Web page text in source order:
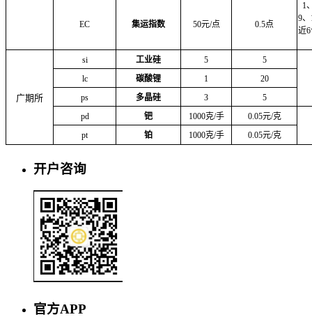
EC 集运指数 50元/点 0.5点
1
9
近
广期所
si 工业硅 5
5
lc
碳酸锂 1
20
ps
多晶硅 3
5
pd
钯 1000克/手
0.05元/克
pt
铂 1000克/手 0.05元/克
开户咨询
官方APP